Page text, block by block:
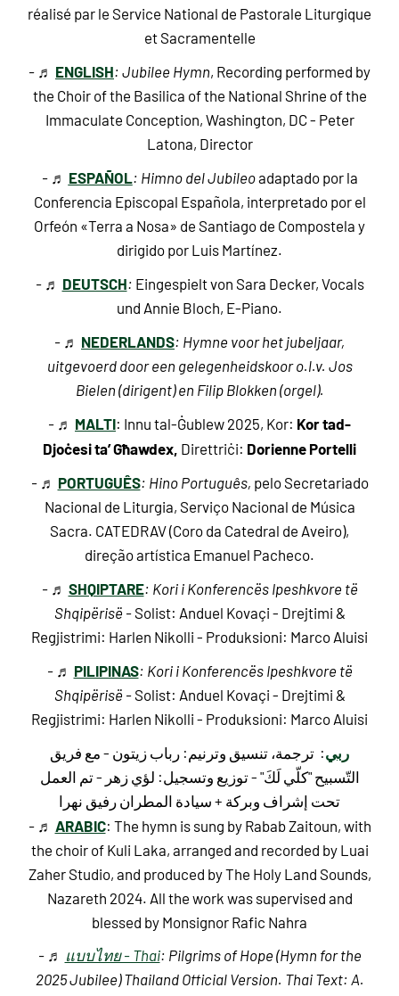
réalisé par le Service National de Pastorale Liturgique
et Sacramentelle
- ♬ ENGLISH: Jubilee Hymn, Recording performed by
the Choir of the Basilica of the National Shrine of the
Immaculate Conception, Washington, DC - Peter
Latona, Director
- ♬ ESPAÑOL: Himno del Jubileoadaptado por la
Conferencia Episcopal Española, interpretado por el
Orfeón «Terra a Nosa» de Santiago de Compostela y
dirigido por Luis Martínez.
- ♬ DEUTSCH: Eingespielt von Sara Decker, Vocals
und Annie Bloch, E-Piano.
- ♬ NEDERLANDS: Hymne voor het jubeljaar,
uitgevoerd door een gelegenheidskoor o.l.v. Jos
Bielen (dirigent) en Filip Blokken (orgel).
- ♬ MALTI: Innu tal-Ġublew 2025, Kor: Kor tad-
Djoċesi ta’ Għawdex, Direttriċi: Dorienne Portelli
- ♬ PORTUGUÊS: Hino Português, pelo Secretariado
Nacional de Liturgia, Serviço Nacional de Música
Sacra. CATEDRAV (Coro da Catedral de Aveiro),
direção artística Emanuel Pacheco.
- ♬ SHQIPTARE: Kori i Konferencës Ipeshkvore të
Shqipërisë -Solist: Anduel Kovaçi - Drejtimi &
Regjistrimi: Harlen Nikolli - Produksioni: Marco Aluisi
- ♬ PILIPINAS: Kori i Konferencës Ipeshkvore të
Shqipërisë -Solist: Anduel Kovaçi - Drejtimi &
Regjistrimi: Harlen Nikolli - Produksioni: Marco Aluisi
ربي: ترجمة، تنسيق وترنيم: رباب زيتون - مع فريق
التّسبيح "كلّي لَكَ" - توزيع وتسجيل: لؤي زهر - تم العمل
تحت إشراف وبركة + سيادة المطران رفيق نهرا
- ♬ ARABIC: The hymn is sung by Rabab Zaitoun, with
the choir of Kuli Laka, arranged and recorded by Luai
Zaher Studio, and produced by The Holy Land Sounds,
Nazareth 2024. All the work was supervised and
blessed by Monsignor Rafic Nahra
- ♬ แบบไทย - Thai: Pilgrims of Hope (Hymn for the
2025 Jubilee) Thailand Official Version. Thai Text: A.